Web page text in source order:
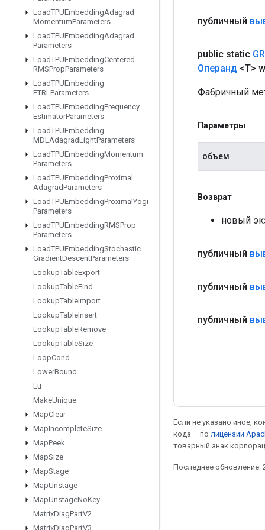
LoadTPUEmbeddingAdagrad
MomentumParameters
LoadTPUEmbeddingAdagrad
Parameters
LoadTPUEmbeddingCentered
RMSPropParameters
LoadTPUEmbedding
FTRLParameters
LoadTPUEmbeddingFrequency
EstimatorParameters
LoadTPUEmbedding
MDLAdagradLightParameters
LoadTPUEmbeddingMomentum
Parameters
LoadTPUEmbeddingProximal
AdagradParameters
LoadTPUEmbeddingProximal Yogi
Parameters
LoadTPUEmbeddingRMSProp
Parameters
LoadTPUEmbeddingStochastic
GradientDescentParameters
LookupTableExport
LookupTableFind
LookupTableImport
LookupTableInsert
LookupTableRemove
LookupTableSize
LoopCond
LowerBound
Lu
MakeUnique
MapClear
MapIncompleteSize
MapPeek
MapSize
MapStage
MapUnstage
MapUnstageNoKey
MatrixDiagPartV2
MatrixDiagPartV3
публичный
public static
Операнд <T> w
Фабричный
Параметры
объем
Возврат
новый
публичный
публичный
публичный
Если не указано иное,
кода – по лицензии
товарный знак
Последнее обновление:
Мы в социальных сетях